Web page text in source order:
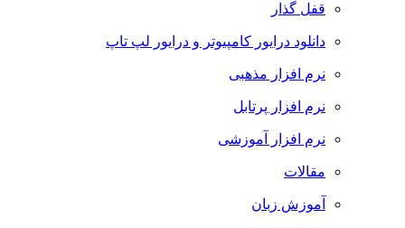
قفل گذار
دانلود درایور کامپیوتر و درایور لپ تاپ
نرم افزار مذهبی
نرم افزار پرتابل
نرم افزار آموزشی
مقالات
آموزش زبان